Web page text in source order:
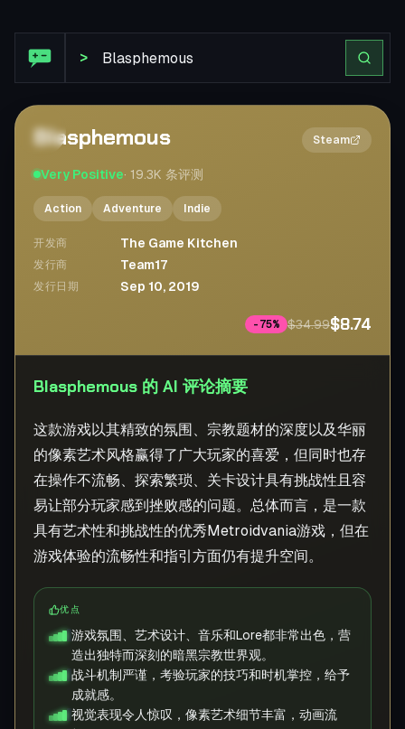
>
2×
Blasphemous Steam
Very Positive· 19.3K 条评测
Action Adventure Indie
开发商 The Game Kitchen
发行商 Team17
发行日期 Sep 10, 2019
- 75% $34.99$8.74
Blasphemous 的 AI 评论摘要
这款游戏以其精致的氛围、宗教题材的深度以及华丽
的像素艺术风格赢得了广大玩家的喜爱，但同时也存
在操作不流畅、探索繁琐、关卡设计具有挑战性且容
易让部分玩家感到挫败感的问题。总体而言，是一款
具有艺术性和挑战性的优秀Metroidvania游戏，但在
游戏体验的流畅性和指引方面仍有提升空间。
优点
游戏氛围、艺术设计、音乐和Lore都非常出色，营
造出独特而深刻的暗黑宗教世界观。
战斗机制严谨，考验玩家的技巧和时机掌控，给予
成就感。
视觉表现令人惊叹，像素艺术细节丰富，动画流